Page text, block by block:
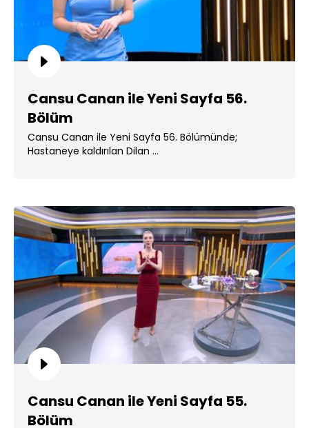
Cansu Canan ile Yeni Sayfa 56.
Bölüm
Cansu Canan ile Yeni Sayfa 56. Bölümünde;
Hastaneye kaldırılan Dilan ...
Cansu Canan ile Yeni Sayfa 55.
Bölüm